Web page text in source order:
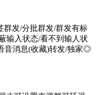
发/分批群发/群发有标
输入状态/看不到输人状
音消息(收藏)转发/独家◎